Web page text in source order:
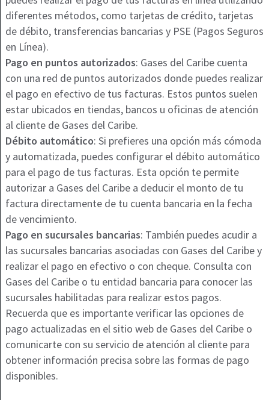
diferentes métodos, como tarjetas de crédito, tarjetas
de débito, transferencias bancarias y PSE (Pagos Seguros
en Línea).
Pago en puntos autorizados: Gases del Caribe cuenta
con una red de puntos autorizados donde puedes realizar
el pago en efectivo de tus facturas. Estos puntos suelen
estar ubicados en tiendas, bancos u oficinas de atención
al cliente de Gases del Caribe.
Débito automático: Si prefieres una opción más cómoda
y automatizada, puedes configurar el débito automático
para el pago de tus facturas. Esta opción te permite
autorizar a Gases del Caribe a deducir el monto de tu
factura directamente de tu cuenta bancaria en la fecha
de vencimiento.
Pago en sucursales bancarias: También puedes acudir a
las sucursales bancarias asociadas con Gases del Caribe y
realizar el pago en efectivo o con cheque. Consulta con
Gases del Caribe o tu entidad bancaria para conocer las
sucursales habilitadas para realizar estos pagos.
Recuerda que es importante verificar las opciones de
pago actualizadas en el sitio web de Gases del Caribe o
comunicarte con su servicio de atención al cliente para
obtener información precisa sobre las formas de pago
disponibles.